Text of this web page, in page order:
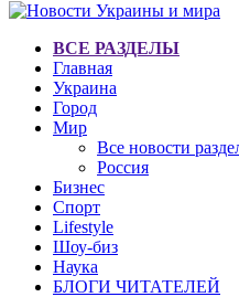
ВСЕ РАЗДЕЛЫ
Главная
Украина
Город
Мир
Все новости
Россия
Бизнес
Спорт
Lifestyle
Шоу-биз
Наука
БЛОГИ ЧИТАТЕЛЕЙ